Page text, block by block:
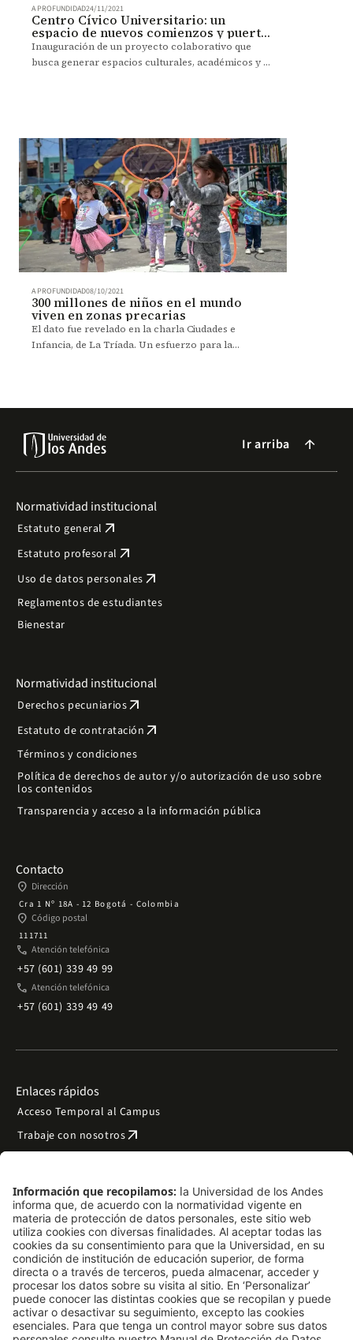
A PROFUNDIDAD24/11/2021
Centro Cívico Universitario: un
espacio de nuevos comienzos y puertas
abiertas
Inauguración de un proyecto colaborativo que
busca generar espacios culturales, académicos y de
A PROFUNDIDAD08/10/2021
300 millones de niños en el mundo
viven en zonas precarias
El dato fue revelado en la charla Ciudades e
Infancia, de La Tríada. Un esfuerzo para la
Ir arriba arrow_forward
Normatividad institucional
Estatuto general arrow_outward
Estatuto profesoral arrow_outward
Uso de datos personales arrow_outward
Reglamentos de estudiantes
Bienestar
Normatividad institucional
Derechos pecuniariosarrow_outward
Estatuto de contratación arrow_outward
Términos y condiciones
Política de derechos de autor y/o autorización de uso sobre
los contenidos
Transparencia y acceso a la información pública
Contacto
place Dirección
Cra 1 Nº 18A - 12 Bogotá - Colombia
place Código postal
111711
phone Atención telefónica
+57 (601) 339 49 99
phone Atención telefónica
+57 (601) 339 49 49
Enlaces rápidos
Acceso Temporal al Campus
Trabaje con nosotrosarrow_outward
Preguntas frecuentes
Filantropía y donacionesarrow_outward
Mapa del sitio arrow_outward
Síguenos
LinkedIn
Instagram